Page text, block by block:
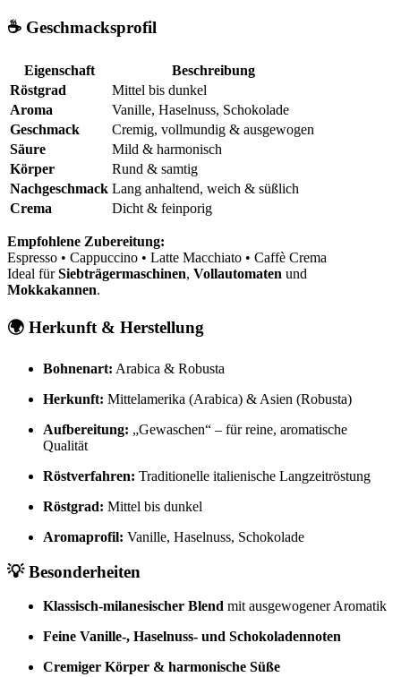
☕ Geschmacksprofil
Eigenschaft
Beschreibung
Röstgrad
Mittel bis dunkel
Aroma
Vanille, Haselnuss, Schokolade
Geschmack
Cremig, vollmundig & ausgewogen
Säure
Mild & harmonisch
Körper
Rund & samtig
Nachgeschmack Lang anhaltend, weich & süßlich
Crema
Dicht & feinporig
Empfohlene Zubereitung:
Espresso • Cappuccino • Latte Macchiato • Caffè Crema
Ideal fürSiebträgermaschinen, Vollautomaten und
Mokkakannen.
🌍 Herkunft & Herstellung
Bohnenart: Arabica & Robusta
Herkunft: Mittelamerika (Arabica) & Asien (Robusta)
Aufbereitung: „Gewaschen“ – für reine, aromatische
Qualität
Röstverfahren: Traditionelle italienische Langzeitröstung
Röstgrad: Mittel bis dunkel
Aromaprofil: Vanille, Haselnuss, Schokolade
💡 Besonderheiten
Klassisch-milanesischer Blend mit ausgewogener Aromatik
Feine Vanille-, Haselnuss- und Schokoladennoten
Cremiger Körper & harmonische Süße